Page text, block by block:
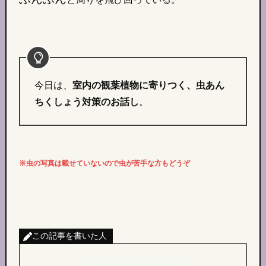
今日は、室内の観葉植物に寄りつく、虫あん
ちくしょう対策のお話し 。
※虫の写真は載せていないので虫が苦手な方もどうぞ
この記事を書いた人